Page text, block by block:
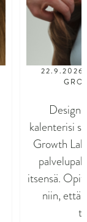
22.9.2026
kalenterisi
Growth
itsensä.
niin, että